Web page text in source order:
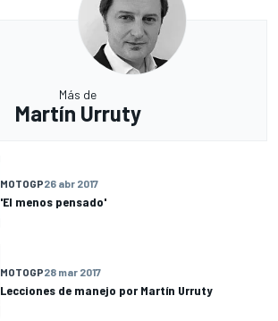
Más de
Martín Urruty
MOTOGP26 abr 2017
'El menos pensado'
MOTOGP28 mar 2017
Lecciones de manejo por Martín Urruty